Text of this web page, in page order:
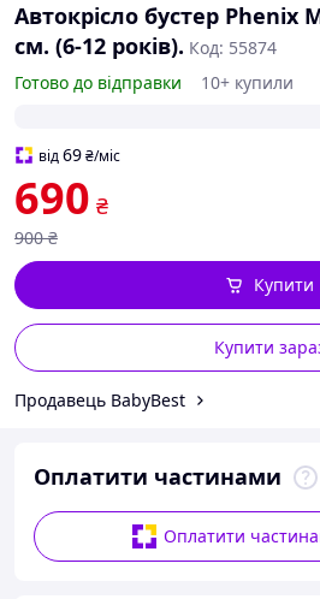
Автокрісло бустер Phenix
см. (6-12 років). Код: 55874
Готово до відправки
10+ купили
від69₴/міс
690 ₴
900 ₴
Купити
Купити
Продавець BabyBest
Оплатити частинами
Оплатити